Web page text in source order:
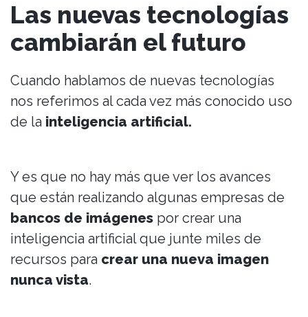
Las nuevas tecnologías
cambiarán el futuro
Cuando hablamos de nuevas tecnologías
nos referimos al cada vez más conocido uso
de la inteligencia artificial.
Y es que no hay más que ver los avances
que están realizando algunas empresas de
bancos de imágenes por crear una
inteligencia artificial que junte miles de
recursos para crear una nueva imagen
nunca vista.